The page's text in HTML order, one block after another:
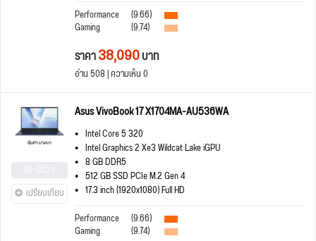
Performance
(9.66)
Gaming (9.74)
ราคา38,090บาท
อ่าน 508 | ความเห็น 0
เปรียบเทียบ
Asus VivoBook 17 X1704MA-AU536WA
Intel Core 5 320
Intel Graphics 2 Xe3 Wildcat Lake iGPU
8 GB DDR5
512 GB SSD PCIe M.2 Gen 4
17.3 inch (1920x1080) Full HD
Performance
(9.66)
Gaming (9.74)